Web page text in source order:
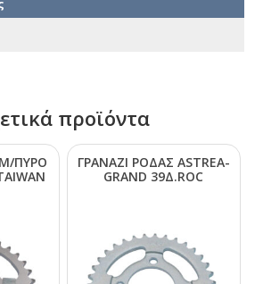
προϊόντα
ΠΥΡΟ
ΓΡΑΝΑΖΙ ΡΟΔΑΣ ΑSΤRΕΑ-
GRΑΝD 39Δ.RΟC